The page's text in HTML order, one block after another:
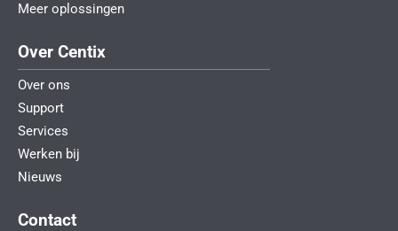
Meer oplossingen
Over Centix
Over ons
Support
Services
Werken bij
Nieuws
Contact